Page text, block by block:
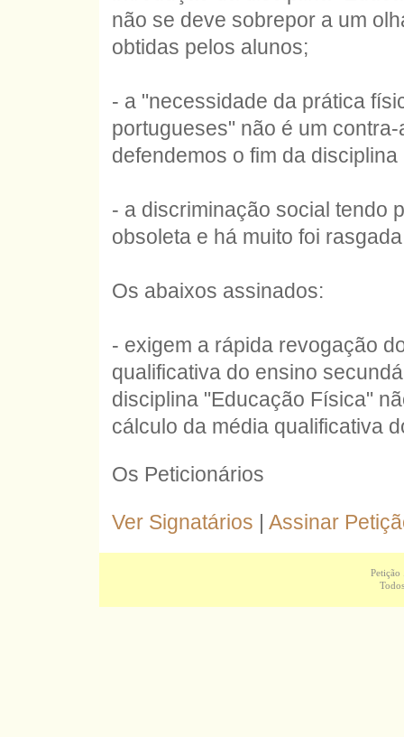
não se deve sobrepor a um
obtidas pelos alunos;
- a "necessidade da prática
portugueses" não é um
defendemos o fim da
- a discriminação social tendo
obsoleta e há muito foi
Os abaixos assinados:
- exigem a rápida revogação
qualificativa do ensino
disciplina "Educação Física"
cálculo da média qualificativa
Os Peticionários
Ver Signatários | Assinar
Petição